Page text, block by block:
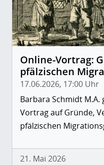
Online-Vortrag:
pfälzischen
17.06.2026, 17:00 Uhr
Barbara Schmidt
Vortrag auf Gründe,
pfälzischen
21. Mai 2026